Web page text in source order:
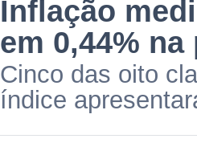
Inflação
em 0,44%
Cinco das oito
índice